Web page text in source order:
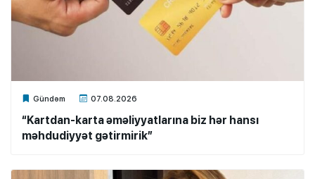
Gündəm 07.08.2026
Xalq.Online
“Kartdan-karta əməliyyatlarına biz hər hansı
məhdudiyyət gətirmirik”